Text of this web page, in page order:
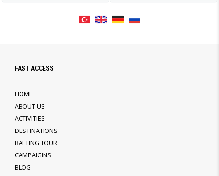
FAST ACCESS
HOME
ABOUT US
ACTIVITIES
DESTINATIONS
RAFTING TOUR
CAMPAIGINS
BLOG